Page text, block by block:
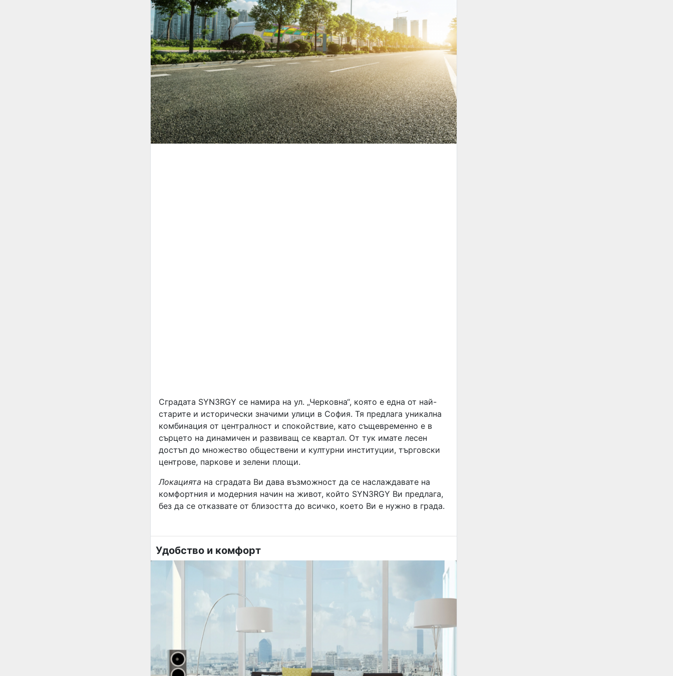
Сградата SYN3RGY се намира на ул. „Черковна“, която е една от най-
старите и исторически значими улици в София. Тя предлага уникална
комбинация от централност и спокойствие, като същевременно е в
сърцето на динамичен и развиващ се квартал. От тук имате лесен
достъп до множество обществени и културни институции, търговски
центрове, паркове и зелени площи.
Локацията на сградата Ви дава възможност да се наслаждавате на
комфортния и модерния начин на живот, който SYN3RGY Ви предлага,
без да се отказвате от близостта до всичко, което Ви е нужно в града.
Удобство и комфорт